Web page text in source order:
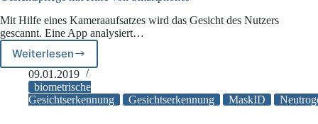
Mit Hilfe eines Kameraaufsatzes wird das Gesicht des Nutzers
gescannt. Eine App analysiert…
WeiterlesenGesichtspflege
mit
Hilfe
von
09.01.2019
biometrische
Gesichtserkennung
Gesichtserkennung MaskID